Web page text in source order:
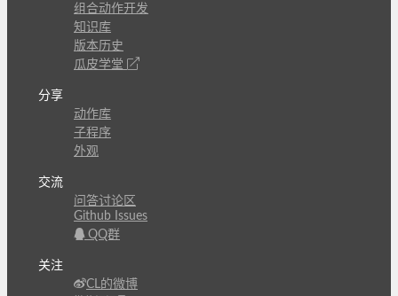
组合动作开发
知识库
版本历史
瓜皮学堂
分享
动作库
子程序
外观
交流
问答讨论区
Github Issues
QQ群
关注
CL的微博